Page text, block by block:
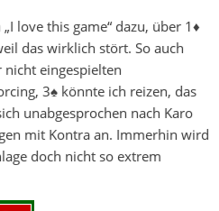
love this game“ dazu, über 1♦
das wirklich stört. So auch
eingespielten
3♠ könnte ich reizen, das
unabgesprochen nach Karo
mit Kontra an. Immerhin wird
doch nicht so extrem